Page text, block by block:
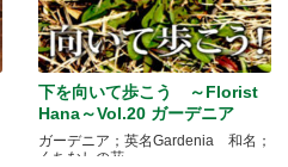
下を向いて歩こう ～Florist
Hana～Vol.20 ガーデニア
ガーデニア；英名Gardenia 和名；
くちなしの花 .....